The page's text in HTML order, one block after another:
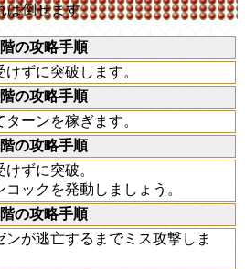
ば倒せます
の攻略手順
けずに突破します。
の攻略手順
ターンを稼ぎます。
の攻略手順
ずに突破。
コックを発動しましょう。
の攻略手順
ンが逃亡するまでミス攻撃しま